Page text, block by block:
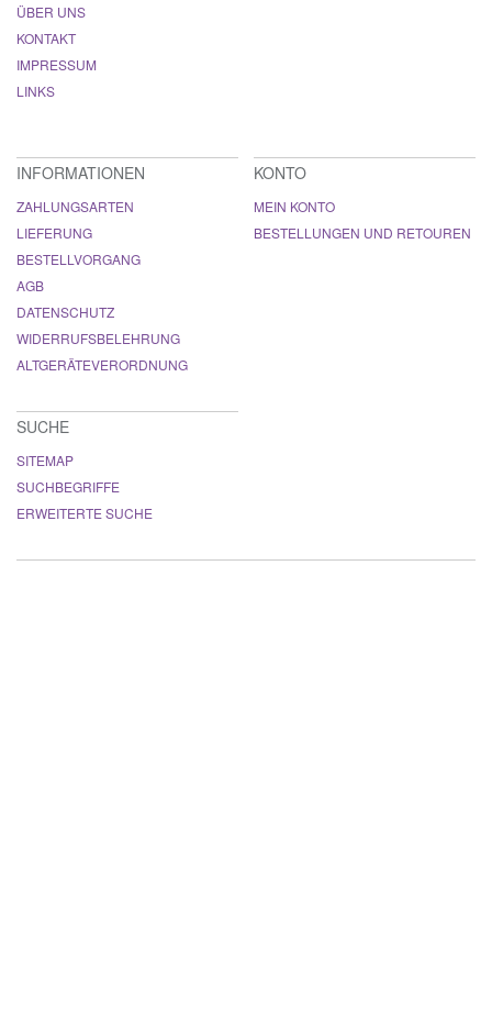
ÜBER UNS
KONTAKT
IMPRESSUM
LINKS
INFORMATIONEN
ZAHLUNGSARTEN
LIEFERUNG
BESTELLVORGANG
AGB
DATENSCHUTZ
WIDERRUFSBELEHRUNG
ALTGERÄTEVERORDNUNG
KONTO
MEIN KONTO
BESTELLUNGEN UND RETOUREN
SUCHE
SITEMAP
SUCHBEGRIFFE
ERWEITERTE SUCHE